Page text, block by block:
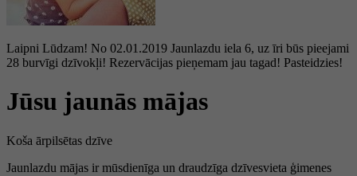
Laipni Lūdzam! No 02.01.2019 Jaunlazdu iela 6, uz īri būs pieejami
28 burvīgi dzīvokļi! Rezervācijas pieņemam jau tagad! Pasteidzies!
Jūsu jaunās mājas
Koša ārpilsētas dzīve
Jaunlazdu mājas ir mūsdienīga un draudzīga dzīvesvieta ģimenes